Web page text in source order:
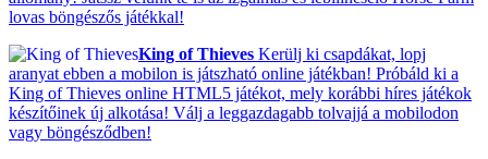
lovas böngészős játékkal!
King of Thieves Kerülj ki csapdákat, lopj
aranyat ebben a mobilon is játszható online játékban! Próbáld ki a
King of Thieves online HTML5 játékot, mely korábbi híres játékok
készítőinek új alkotása! Válj a leggazdagabb tolvajjá a mobilodon
vagy böngésződben!